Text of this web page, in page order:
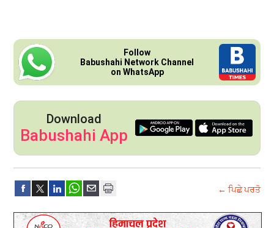
Follow
Babushahi Network Channel
on WhatsApp
Download
Babushahi App
← ਪਿਛੇ ਪਰਤੋ